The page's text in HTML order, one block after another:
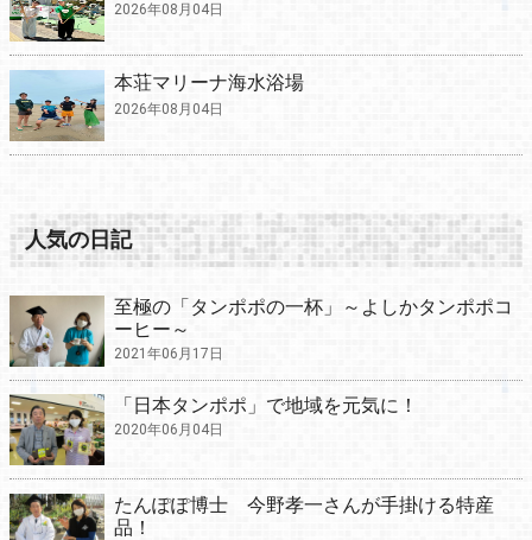
2026年08月04日
本荘マリーナ海水浴場
2026年08月04日
人気の日記
至極の「タンポポの一杯」～よしかタンポポコ
ーヒー～
2021年06月17日
「日本タンポポ」で地域を元気に！
2020年06月04日
たんぽぽ博士 今野孝一さんが手掛ける特産
品！